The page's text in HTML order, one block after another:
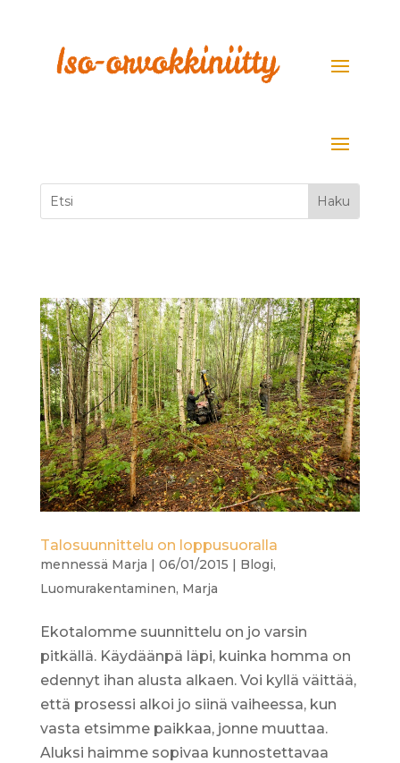
Talosuunnittelu on loppusuoralla
mennessä Marja | 06/01/2015 | Blogi,
Luomurakentaminen, Marja
Ekotalomme suunnittelu on jo varsin
pitkällä. Käydäänpä läpi, kuinka homma on
edennyt ihan alusta alkaen. Voi kyllä väittää,
että prosessi alkoi jo siinä vaiheessa, kun
vasta etsimme paikkaa, jonne muuttaa.
Aluksi haimme sopivaa kunnostettavaa